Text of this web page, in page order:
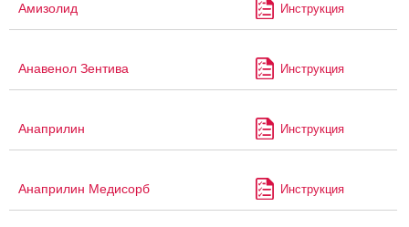
Амизолид Инструкция
Анавенол Зентива Инструкция
Анаприлин Инструкция
Анаприлин Медисорб Инструкция